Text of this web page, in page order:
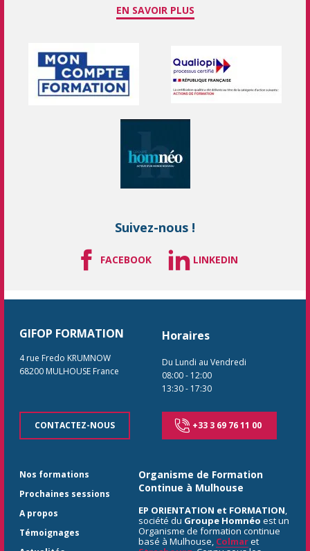
EN SAVOIR PLUS
Suivez-nous !
FACEBOOK LINKEDIN
GIFOP FORMATION
4 rue Fredo KRUMNOW
68200 MULHOUSE France
CONTACTEZ-NOUS
Horaires
Du Lundi au Vendredi
08:00- 12:00
13:30- 17:30
+33 3 69 76 11 00
Nos formations
Prochaines sessions
A propos
Témoignages
Organisme de Formation
Continue à Mulhouse
EP ORIENTATION et FORMATION,
société du Groupe Homnéo est un
Organisme de formation continue
basé à Mulhouse, Colmaret